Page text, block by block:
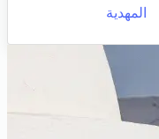
المهدية